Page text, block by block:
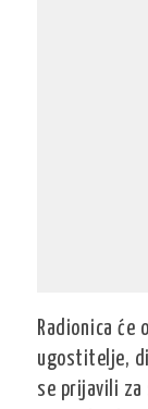
Radionica će
ugostitelje,
se prijavili za